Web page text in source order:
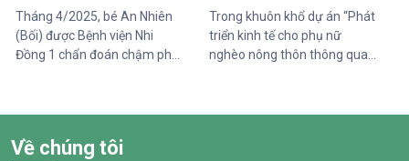
bình thường đối với một đứa
trẻ lại là những cột mốc đầy
gian nan đối với em.
Tháng 4/2025, bé An Nhiên
(Bối) được Bệnh viện Nhi
Đồng 1 chẩn đoán chậm phát
gặp nhiều khó khăn trong
đạt nhu cầu của mình. Sau
Trong khuôn khổ dự án “Phát
triển kinh tế cho phụ nữ
nghèo nông thôn thông qua
khỏe giai đoạn 2025–2028”
Về chúng tôi